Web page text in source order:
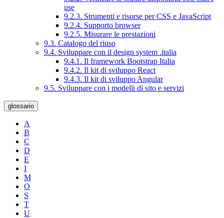
use
9.2.3. Strumenti e risorse per CSS e JavaScript
9.2.4. Supporto browser
9.2.5. Misurare le prestazioni
9.3. Catalogo del riuso
9.4. Sviluppare con il design system .italia
9.4.1. Il framework Bootstrap Italia
9.4.2. Il kit di sviluppo React
9.4.3. Il kit di sviluppo Angular
9.5. Sviluppare con i modelli di sito e servizi
glossario
A
B
C
D
E
I
M
O
S
T
U